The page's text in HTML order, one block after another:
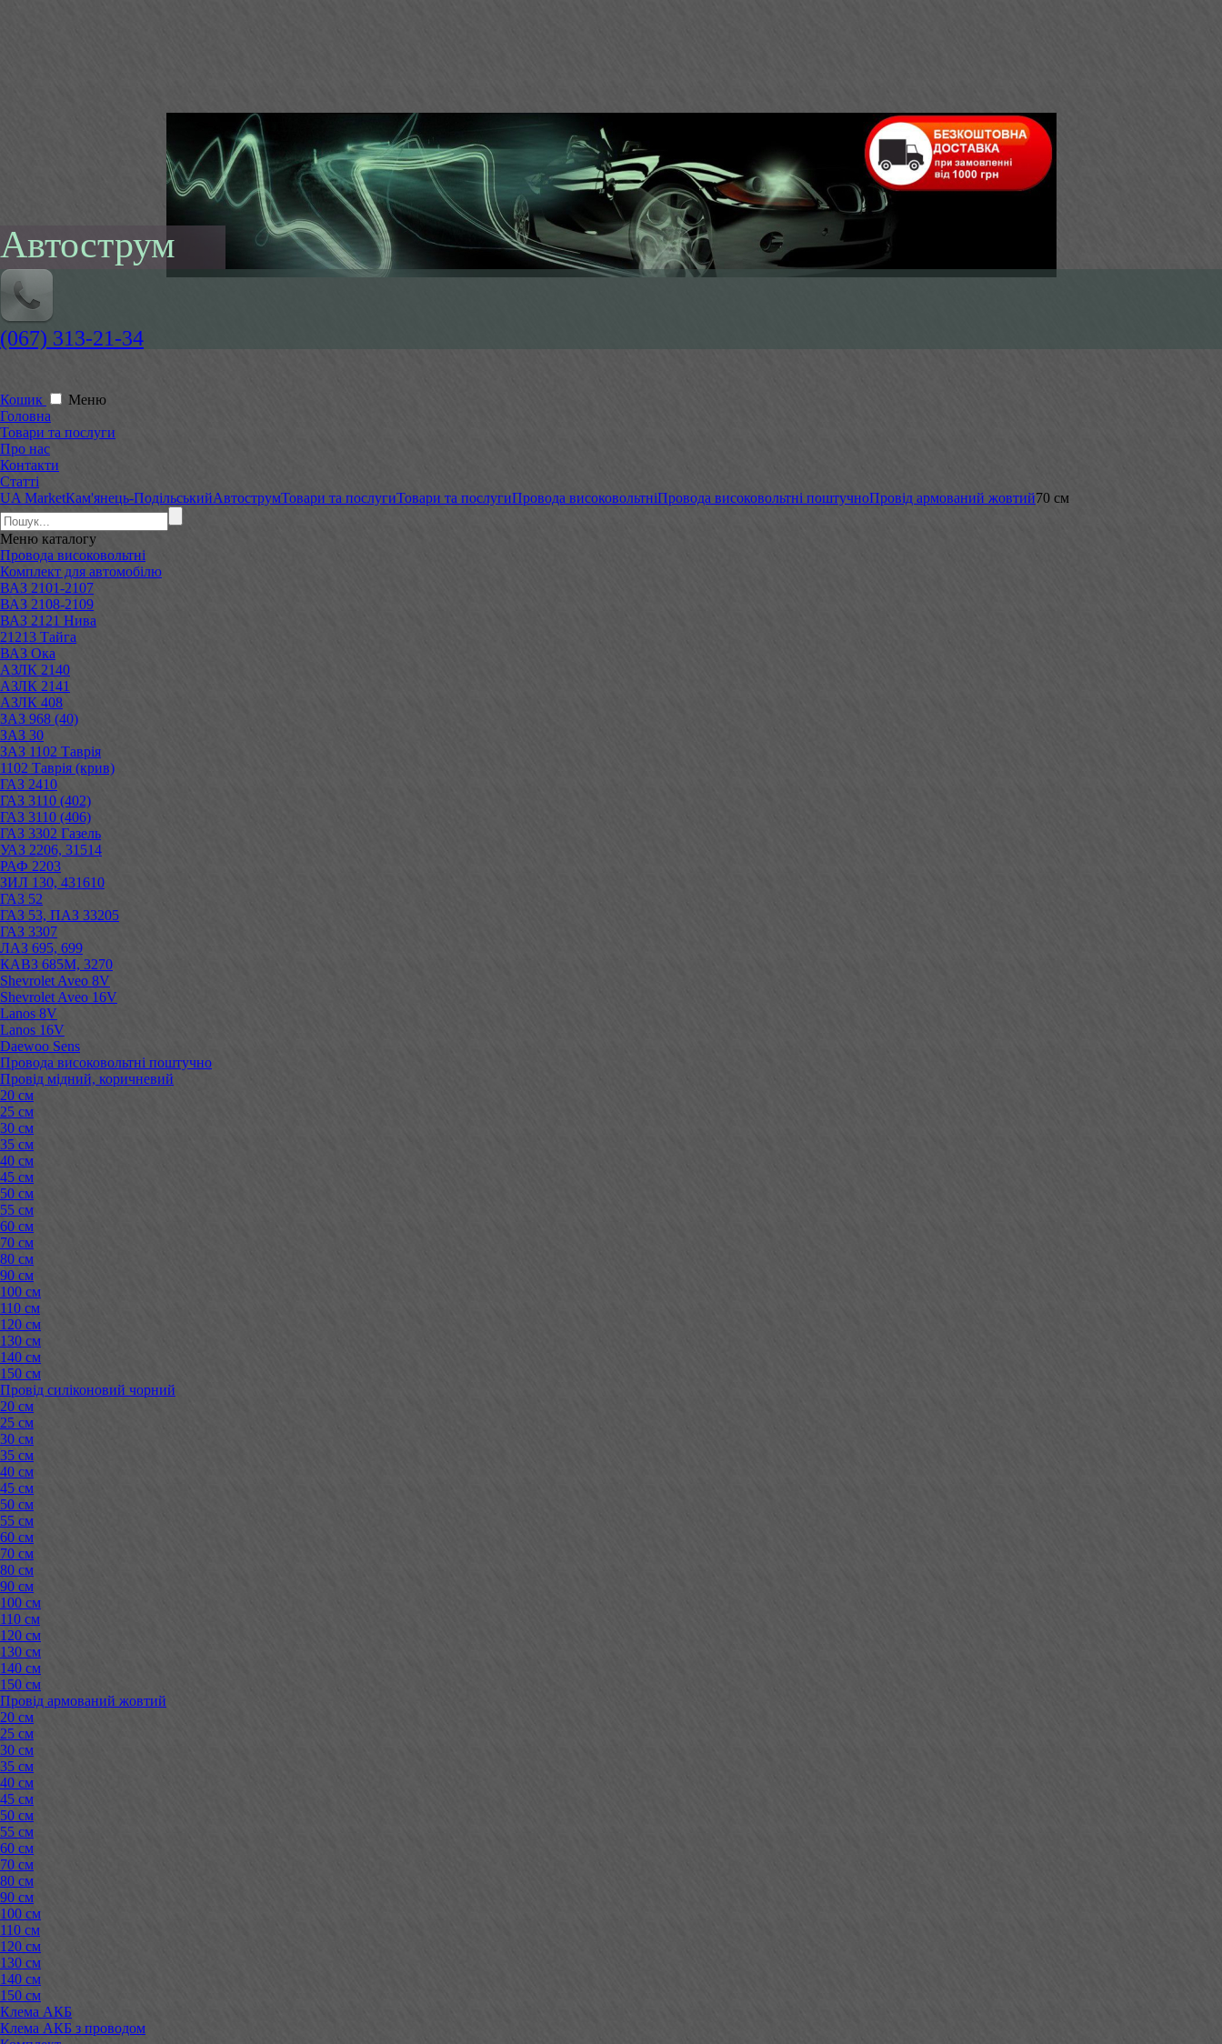
Автострум
(067) 313-21-34
Кошик
Меню
Головна
Товари та послуги
Про нас
Контакти
Статті
UA MarketКам'янець-ПодільськийАвтострумТовари та послугиТовари та послугиПровода високовольтніПровода високовольтні поштучноПровід армований жовтий70 см
Меню каталогу
Провода високовольтні
Комплект для автомобілю
ВАЗ 2101-2107
ВАЗ 2108-2109
ВАЗ 2121 Нива
21213 Тайга
ВАЗ Ока
АЗЛК 2140
АЗЛК 2141
АЗЛК 408
ЗАЗ 968 (40)
ЗАЗ 30
ЗАЗ 1102 Таврія
1102 Таврія (крив)
ГАЗ 2410
ГАЗ 3110 (402)
ГАЗ 3110 (406)
ГАЗ 3302 Газель
УАЗ 2206, 31514
РАФ 2203
ЗИЛ 130, 431610
ГАЗ 52
ГАЗ 53, ПАЗ 33205
ГАЗ 3307
ЛАЗ 695, 699
КАВЗ 685М, 3270
Shevrolet Aveo 8V
Shevrolet Aveo 16V
Lanos 8V
Lanos 16V
Daewoo Sens
Провода високовольтні поштучно
Провід мідний, коричневий
20 см
25 см
30 см
35 см
40 см
45 см
50 см
55 см
60 см
70 см
80 см
90 см
100 см
110 см
120 см
130 см
140 см
150 см
Провід силіконовий чорний
20 см
25 см
30 см
35 см
40 см
45 см
50 см
55 см
60 см
70 см
80 см
90 см
100 см
110 см
120 см
130 см
140 см
150 см
Провід армований жовтий
20 см
25 см
30 см
35 см
40 см
45 см
50 см
55 см
60 см
70 см
80 см
90 см
100 см
110 см
120 см
130 см
140 см
150 см
Клема АКБ
Клема АКБ з проводом